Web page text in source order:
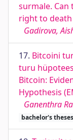
surmale.
right to death
Gadirova,
17. Bitcoini
turu
Bitcoin:
Hypothesis
Ganenthra
bachelor's theses